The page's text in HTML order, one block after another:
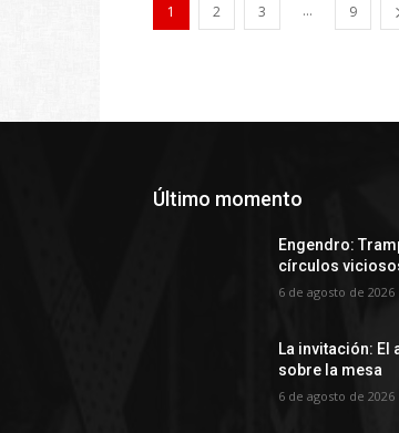
1 2 3 ... 9
Último momento
Engendro:
círculos
6 de agosto de 2026
La invitación: El
sobre la mesa
6 de agosto de 2026